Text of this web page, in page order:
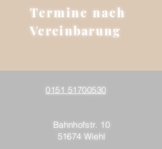
Termine nach
Vereinbarung
0151 51700530
Bahnhofstr. 10
51674 Wiehl